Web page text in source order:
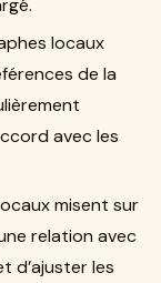
locaux
de la
avec les
misent sur
relation avec
d’ajuster les